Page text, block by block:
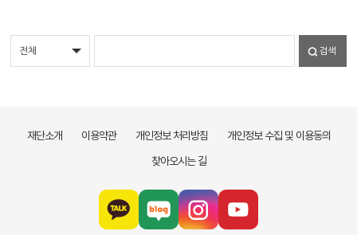
검색
재단소개 이용약관 개인정보 처리방침
개인정보 수집 및 이용동의
찾아오시는 길